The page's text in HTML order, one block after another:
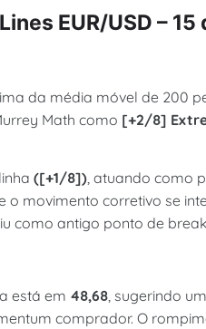
EUR/USD –
da média móvel de 200
Math como [+2/8]
([+1/8]), atuando como
o movimento corretivo se
como antigo ponto de
está em 48,68, sugerindo
comprador. O